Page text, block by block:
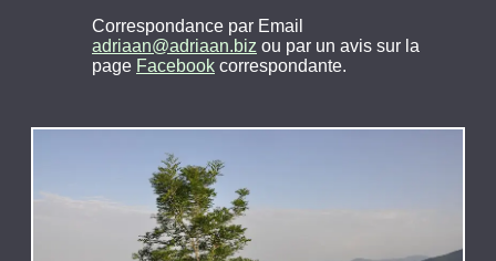
Correspondance par Email
adriaan@adriaan.biz ou par un avis sur la
page Facebook correspondante.